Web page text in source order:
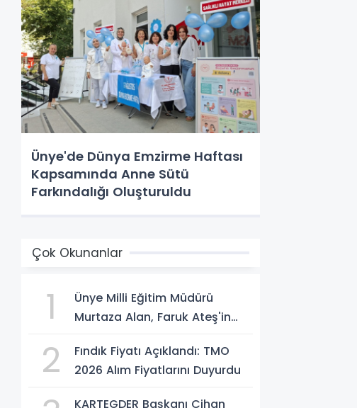
Ünye'de Dünya Emzirme Haftası
Kapsamında Anne Sütü
Farkındalığı Oluşturuldu
Çok Okunanlar
1
Ünye Milli Eğitim Müdürü
Murtaza Alan, Faruk Ateş'in
2
Fındık Fiyatı Açıklandı: TMO
2026 Alım Fiyatlarını Duyurdu
KARTEGDER Başkanı Cihan